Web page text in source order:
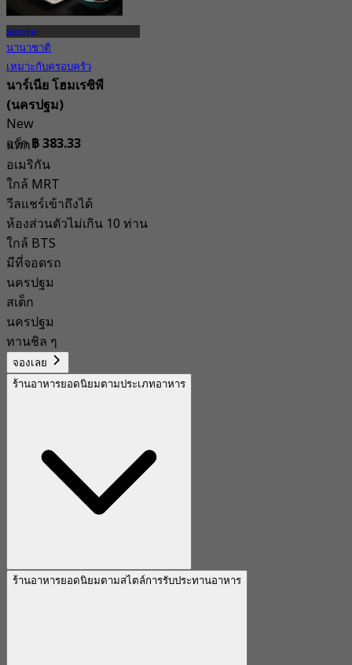
นครปฐม
นานาชาติ
เหมาะกับครอบครัว
นาร์เนีย โฮมเรซิพี
(นครปฐม)
New
จาก฿ 383.33
แท็ก
อเมริกัน
ใกล้ MRT
วีลแชร์เข้าถึงได้
ห้องส่วนตัวไม่เกิน 10 ท่าน
ใกล้ BTS
มีที่จอดรถ
นครปฐม
สเต็ก
นครปฐม
ทานชิล ๆ
จองเลย
ร้านอาหารยอดนิยมตามประเภทอาหาร
ร้านอาหารยอดนิยมตามสไตล์การรับประทานอาหาร